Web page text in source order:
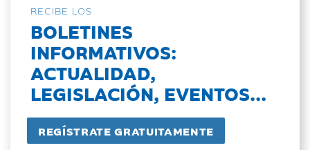
RECIBE LOS
BOLETINES
INFORMATIVOS:
ACTUALIDAD,
LEGISLACIÓN, EVENTOS...